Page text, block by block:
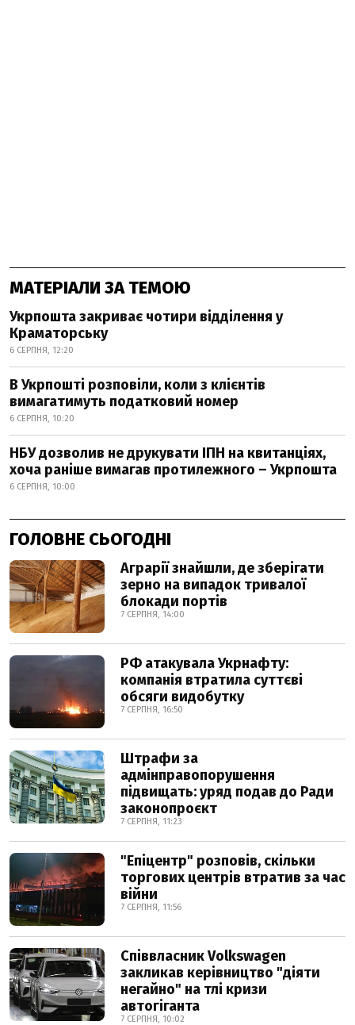
МАТЕРІАЛИ ЗА ТЕМОЮ
Укрпошта закриває чотири відділення у
Краматорську
6 СЕРПНЯ, 12:20
В Укрпошті розповіли, коли з клієнтів
вимагатимуть податковий номер
6 СЕРПНЯ, 10:20
НБУ дозволив не друкувати ІПН на квитанціях,
хоча раніше вимагав протилежного – Укрпошта
6 СЕРПНЯ, 10:00
ГОЛОВНЕ СЬОГОДНІ
Аграрії знайшли, де зберігати
зерно на випадок тривалої
блокади портів
7 СЕРПНЯ, 14:00
РФ атакувала Укрнафту:
компанія втратила суттєві
обсяги видобутку
7 СЕРПНЯ, 16:50
Штрафи за
адмінправопорушення
підвищать: уряд подав до Ради
законопроєкт
7 СЕРПНЯ, 11:23
"Епіцентр" розповів, скільки
торгових центрів втратив за час
війни
7 СЕРПНЯ, 11:56
Співвласник Volkswagen
закликав керівництво "діяти
негайно" на тлі кризи
автогіганта
7 СЕРПНЯ, 10:02